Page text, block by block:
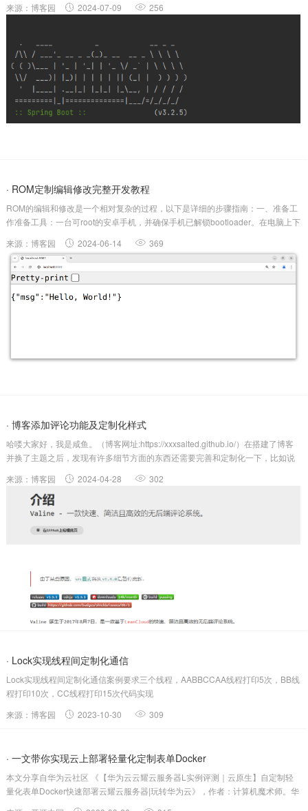
SpringBoot项目②在项目的resource...
来源：博客园 2024-07-09 256
· ROM定制编辑修改完整开发教程
ROM的编辑和修改是一个相对复杂的过程，以下是详细的步骤指南：一、准备工
作准备工具：一台可root的安卓手机，并确保手机已解锁bootloader。在电脑上下
ROM制作软件，如KitchenM...
来源：博客园 2024-06-14 369
· 博客添加评论功能及定制化样式
哈喽大家好，我是咸鱼。（博客网址:https://xxxsalted.github.io/）在搭建了博客
并换了主题之后，发现有许多细节方面的东西还需要完善和定制化一下，比如说
就干。PS：下文的修改操作仅限于博客主题（Kli...
来源：博客园 2024-04-28 302
· Lock实现线程间定制化通信
Lock实现线程间定制化通信案例要求三个线程，AABBCCAA线程打印5次，BB线
程打印10次，CC线程打印15次代码实现
来源：博客园 2023-10-30 309
· 一文带你实现云上部署轻量化定制表单Docker
本文分享自华为云社区 《【华为云云耀云服务器L实例评测｜云原生】自定制轻
量化表单Docker快速部署云耀云服务器|玩转华为云》，作者：计算机魔术师。华